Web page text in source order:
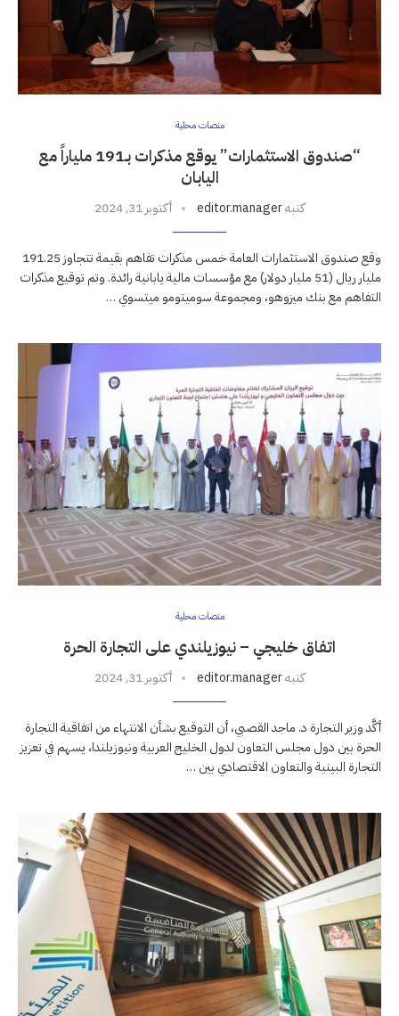
منصات محلية
“صندوق الاستثمارات” يوقع مذكرات بـ191 ملياراً مع
اليابان
كتبهeditor.manager أكتوبر 31, 2024
وقع صندوق الاستثمارات العامة خمس مذكرات تفاهم بقيمة تتجاوز 191.25
مليار ريال (51 مليار دولار) مع مؤسسات مالية يابانية رائدة. وتم توقيع مذكرات
التفاهم مع بنك ميزوهو، ومجموعة سوميتومو ميتسوي …
منصات محلية
اتفاق خليجي – نيوزيلندي على التجارة الحرة
كتبهeditor.manager أكتوبر 31, 2024
أكَّد وزير التجارة د. ماجد القصبي، أن التوقيع بشأن الانتهاء من اتفاقية التجارة
الحرة بين دول مجلس التعاون لدول الخليج العربية ونيوزيلندا، يسهم في تعزيز
التجارة البينية والتعاون الاقتصادي بين …